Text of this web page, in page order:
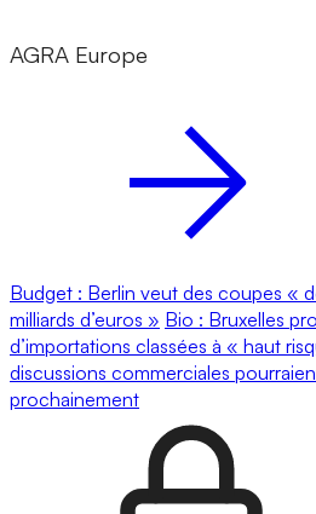
AGRA Europe
Budget : Berlin veut des coupes «
milliards d’euros » Bio : Bruxelles
d’importations classées à « haut
discussions commerciales
prochainement